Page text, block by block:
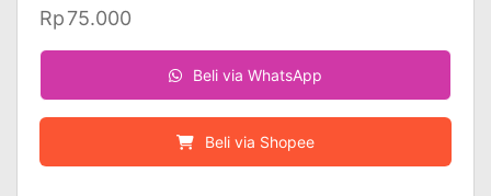
Rp75.000
Beli via WhatsApp
Beli via Shopee